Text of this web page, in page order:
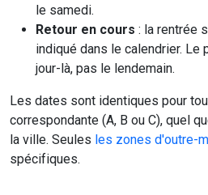
le samedi.
Retour en cours : la rentrée
indiqué dans le calendrier. Le
jour-là, pas le lendemain.
Les dates sont identiques pour
correspondante (A, B ou C), quel
la ville. Seules les zones d'outre-
spécifiques.